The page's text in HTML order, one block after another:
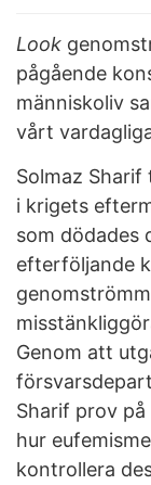
Look
pågående
människoliv
vårt
Solmaz
i krigets
som dödades
efterföljande
Genom att
Sharif prov
hur
kontrollera